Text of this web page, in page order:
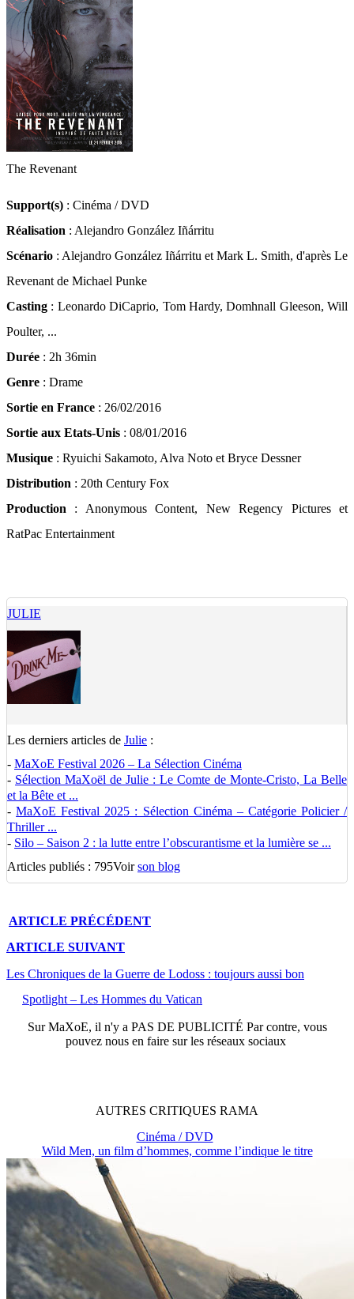
The Revenant
Support(s) : Cinéma / DVD
Réalisation : Alejandro González Iñárritu
Scénario : Alejandro González Iñárritu et Mark L. Smith, d'après Le
Revenant de Michael Punke
Casting : Leonardo DiCaprio, Tom Hardy, Domhnall Gleeson, Will
Poulter, ...
Durée : 2h 36min
Genre : Drame
Sortie en France : 26/02/2016
Sortie aux Etats-Unis : 08/01/2016
Musique : Ryuichi Sakamoto, Alva Noto et Bryce Dessner
Distribution : 20th Century Fox
Production : Anonymous Content, New Regency Pictures et
RatPac Entertainment
JULIE
Les derniers articles de Julie :
- MaXoE Festival 2026 – La Sélection Cinéma
- Sélection MaXoël de Julie : Le Comte de Monte-Cristo, La Belle
et la Bête et ...
-MaXoE Festival 2025 : Sélection Cinéma – Catégorie Policier /
Thriller ...
- Silo – Saison 2 : la lutte entre l’obscurantisme et la lumière se ...
Articles publiés : 795Voirson blog
ARTICLE PRÉCÉDENT
ARTICLE SUIVANT
Les Chroniques de la Guerre de Lodoss : toujours aussi bon
Spotlight – Les Hommes du Vatican
SurMaXoE, il n'y a PAS DE PUBLICITÉ Par contre, vous
pouvez nous en faire sur les réseaux sociaux
AUTRES CRITIQUES RAMA
Cinéma / DVD
Wild Men, un film d’hommes, comme l’indique le titre